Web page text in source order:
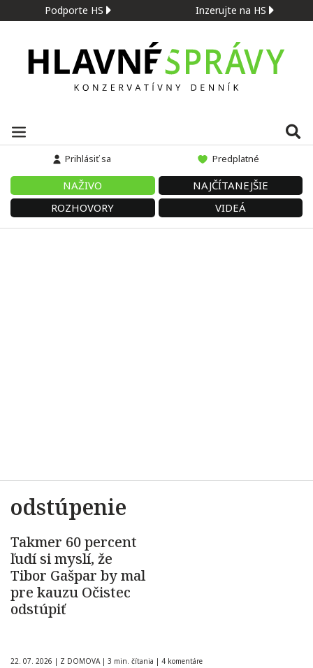
Podporte HS Inzerujte na HS
Prihlásiť sa Predplatné
NAŽIVO
NAJČÍTANEJŠIE
ROZHOVORY
VIDEÁ
odstúpenie
Takmer 60 percent
ľudí si myslí, že
Tibor Gašpar by mal
pre kauzu Očistec
odstúpiť
22. 07. 2026 | Z DOMOVA | 3 min. čítania | 4 komentáre